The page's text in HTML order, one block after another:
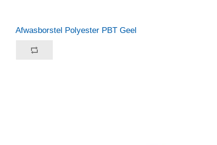
Afwasborstel Polyester PBT Geel